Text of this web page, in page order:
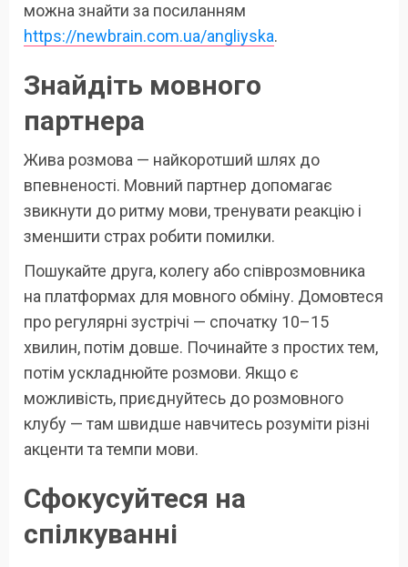
можна знайти за посиланням
https://newbrain.com.ua/angliyska.
Знайдіть мовного
партнера
Жива розмова — найкоротший шлях до
впевненості. Мовний партнер допомагає
звикнути до ритму мови, тренувати реакцію і
зменшити страх робити помилки.
Пошукайте друга, колегу або співрозмовника
на платформах для мовного обміну. Домовтеся
про регулярні зустрічі — спочатку 10–15
хвилин, потім довше. Починайте з простих тем,
потім ускладнюйте розмови. Якщо є
можливість, приєднуйтесь до розмовного
клубу — там швидше навчитесь розуміти різні
акценти та темпи мови.
Сфокусуйтеся на
спілкуванні